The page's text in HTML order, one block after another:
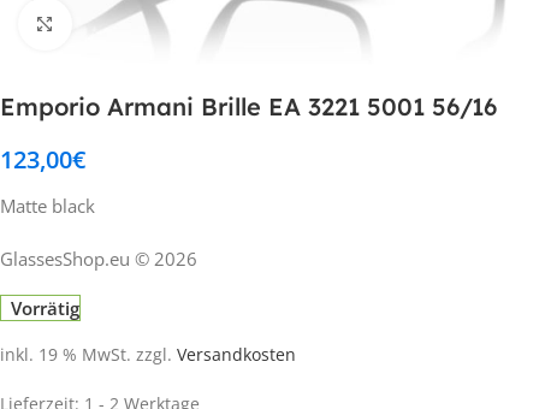
Klick zum Vergrößern
Emporio Armani Brille EA 3221 5001 56/16
123,00€
Matte black
GlassesShop.eu © 2026
Vorrätig
inkl. 19 % MwSt. zzgl. Versandkosten